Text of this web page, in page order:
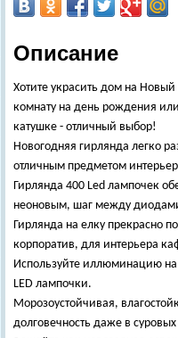
Описание
Хотите украсить дом на
комнату на день рождения
катушке - отличный выбор!
Новогодняя гирлянда легко
отличным предметом
Гирлянда 400 Led лампочек
неоновым, шаг между
Гирлянда на елку прекрасно
корпоратив, для интерьера
Используйте иллюминацию
LED лампочки.
Морозоустойчивая,
долговечность даже в